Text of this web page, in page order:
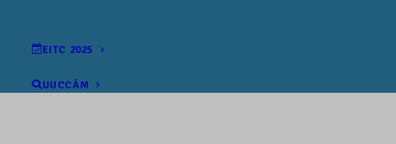
EITC 2025
UUCCÂM